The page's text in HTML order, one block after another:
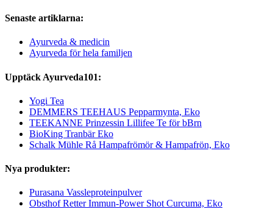
Senaste artiklarna:
Ayurveda & medicin
Ayurveda för hela familjen
Upptäck Ayurveda101:
Yogi Tea
DEMMERS TEEHAUS Pepparmynta, Eko
TEEKANNE Prinzessin Lillifee Te för bBrn
BioKing Tranbär Eko
Schalk Mühle Rå Hampafrömör & Hampafrön, Eko
Nya produkter:
Purasana Vassleproteinpulver
Obsthof Retter Immun-Power Shot Curcuma, Eko